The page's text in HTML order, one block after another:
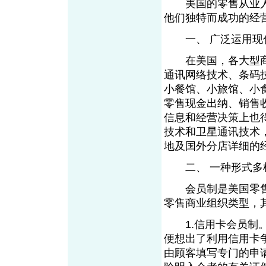
美国的零售从业人
他们独特而成功的
一、 广泛运用现
在美国，各大型商
通讯网络技术、条码
小餐馆、小旅馆、小
零售现金出纳、销售
信息和经营决策上也
技术和卫星通讯技术
地及国外分店详细
二、 一种形式多
会员制是美国零售
零售商业组织类型
1.信用卡会员制。
便想出了利用信用卡
由顾客填写专门的申